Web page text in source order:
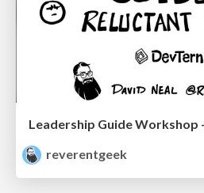
Leadership Guide Workshop
reverentgeek